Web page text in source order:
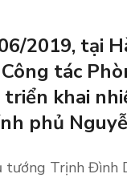
2019, tại
tác
triển khai
phủ
tướng Trịnh Đình